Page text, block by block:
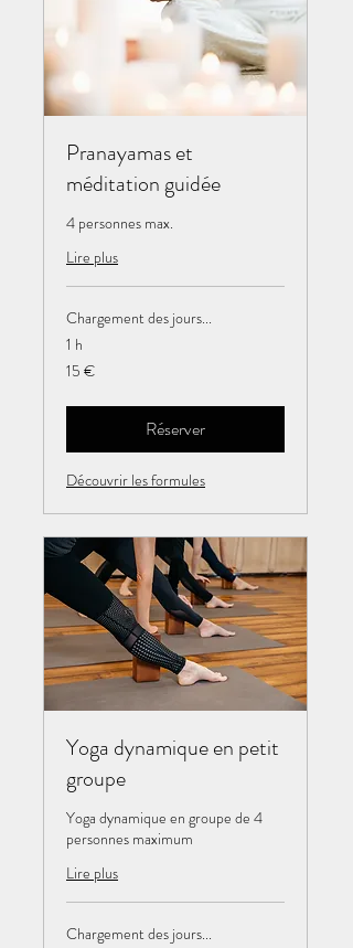
Pranayamas et
méditation guidée
4 personnes max.
Lire plus
Chargement des jours...
1 h
15
euros
15 €
Réserver
Découvrir les formules
Yoga dynamique en petit
groupe
Yoga dynamique en groupe de 4
personnes maximum
Lire plus
Chargement des jours...